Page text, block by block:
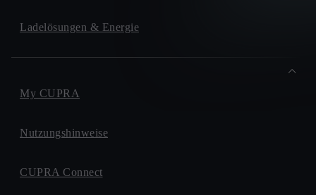
Ladelösungen & Energie
My CUPRA
Nutzungshinweise
CUPRA Connect